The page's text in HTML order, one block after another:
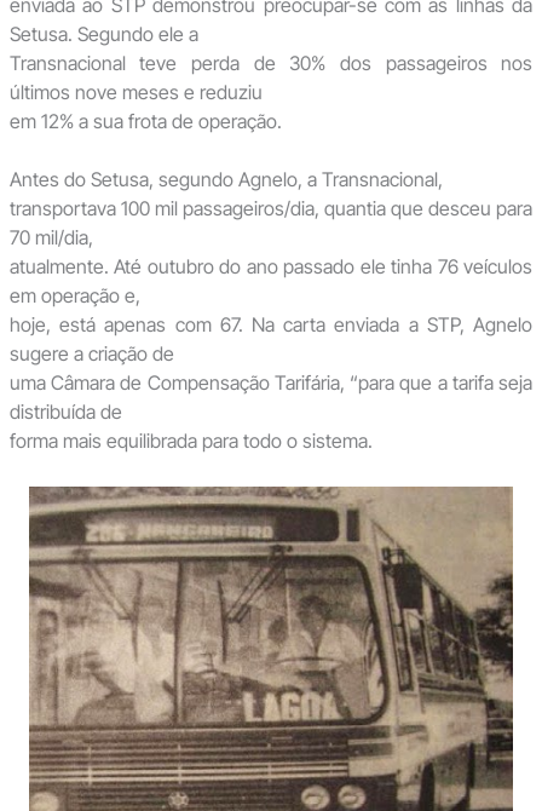
enviada ao STP demonstrou preocupar-se com as linhas da
Setusa. Segundo ele a
Transnacional teve perda de 30% dos passageiros nos
últimos nove meses e reduziu
em 12% a sua frota de operação.
Antes do Setusa, segundo Agnelo, a Transnacional,
transportava 100 mil passageiros/dia, quantia que desceu para
70 mil/dia,
atualmente. Até outubro do ano passado ele tinha 76 veículos
em operação e,
hoje, está apenas com 67. Na carta enviada a STP, Agnelo
sugere a criação de
uma Câmara de Compensação Tarifária, “para que a tarifa seja
distribuída de
forma mais equilibrada para todo o sistema.